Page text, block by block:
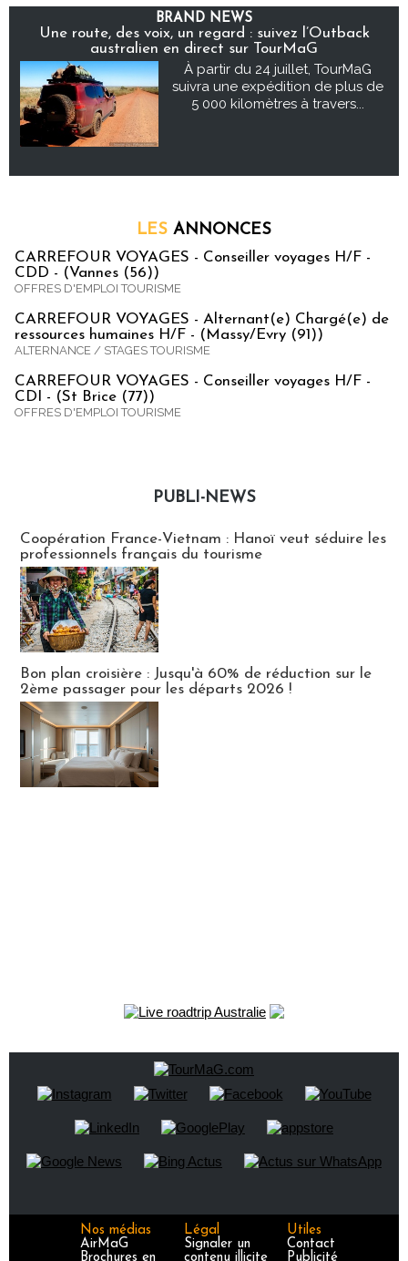
BRAND NEWS
Une route, des voix, un regard : suivez l’Outback
australien en direct sur TourMaG
À partir du 24 juillet, TourMaG
suivra une expédition de plus de
5 000 kilomètres à travers...
LES ANNONCES
CARREFOUR VOYAGES - Conseiller voyages H/F -
CDD - (Vannes (56))
OFFRES D'EMPLOI TOURISME
CARREFOUR VOYAGES - Alternant(e) Chargé(e) de
ressources humaines H/F - (Massy/Evry (91))
ALTERNANCE / STAGES TOURISME
CARREFOUR VOYAGES - Conseiller voyages H/F -
CDI - (St Brice (77))
OFFRES D'EMPLOI TOURISME
PUBLI-NEWS
Coopération France-Vietnam : Hanoï veut séduire les
professionnels français du tourisme
Bon plan croisière : Jusqu'à 60% de réduction sur le
2ème passager pour les départs 2026 !
Nos médias
AirMaG
Brochures en
Légal
Signaler un
contenu illicite
Utiles
Contact
Publicité